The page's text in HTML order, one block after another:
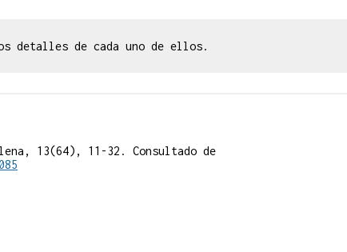
detalles de cada uno de ellos.
13(64), 11-32. Consultado de